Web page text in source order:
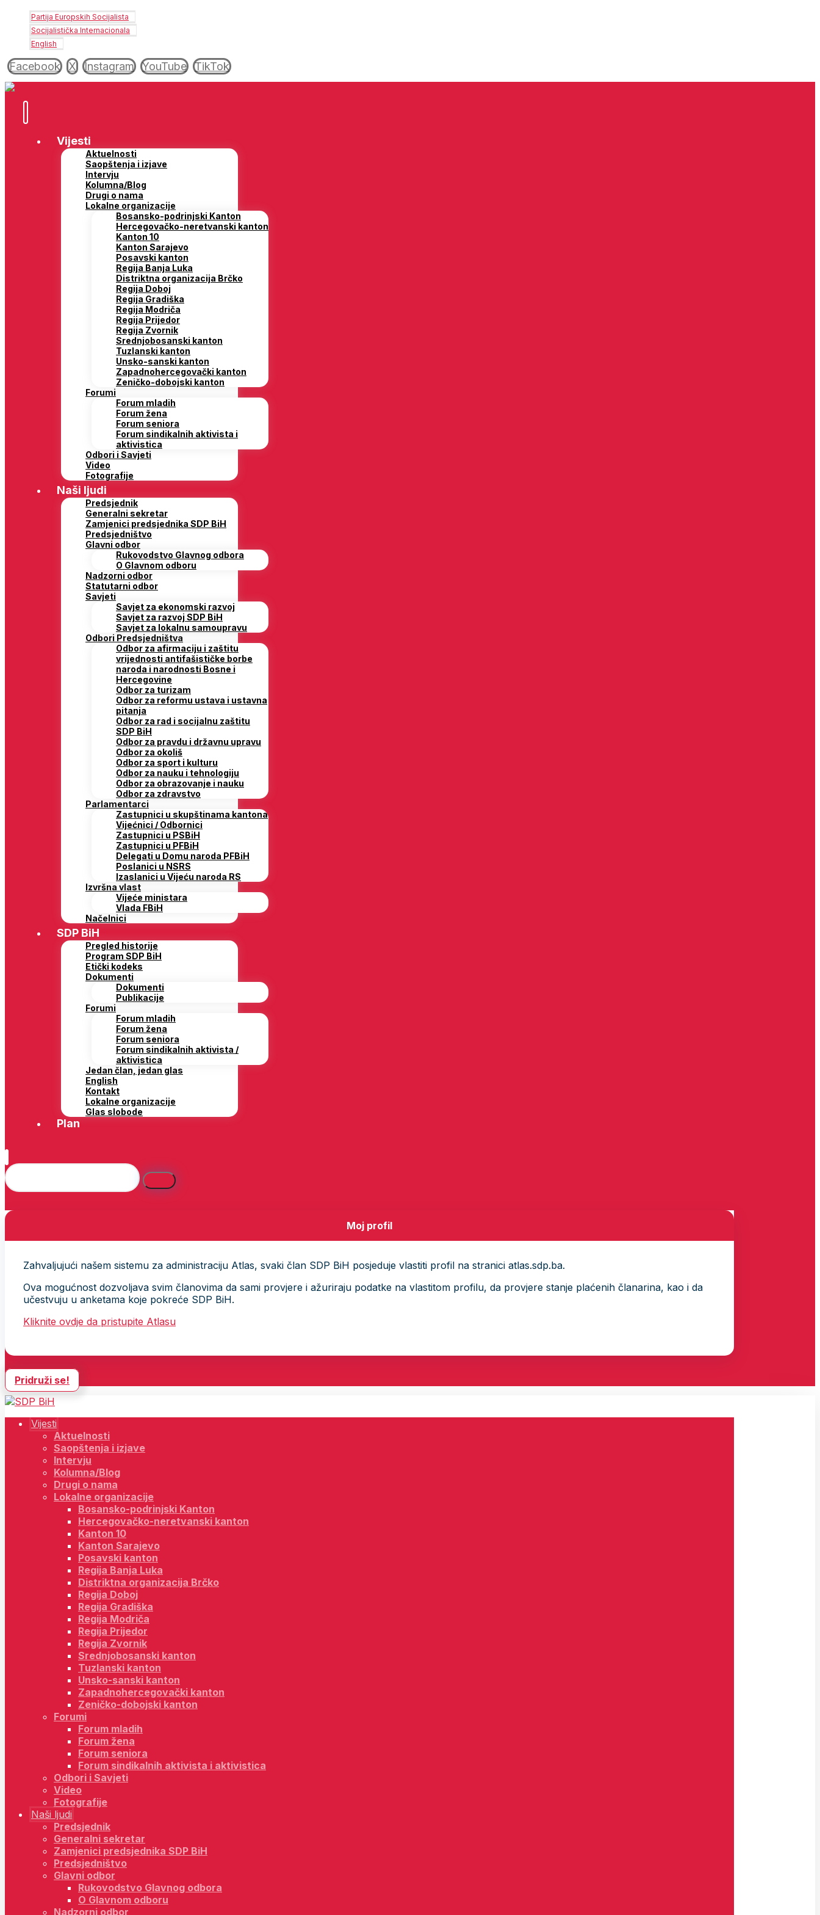
Partija Europskih Socijalista
Socijalistička Internacionala
English
Facebook X Instagram YouTube TikTok
Vijesti
Aktuelnosti
Saopštenja i izjave
Intervju
Kolumna/Blog
Drugi o nama
Lokalne organizacije
Bosansko-podrinjski Kanton
Hercegovačko-neretvanski kanton
Kanton 10
Kanton Sarajevo
Posavski kanton
Regija Banja Luka
Distriktna organizacija Brčko
Regija Doboj
Regija Gradiška
Regija Modriča
Regija Prijedor
Regija Zvornik
Srednjobosanski kanton
Tuzlanski kanton
Unsko-sanski kanton
Zapadnohercegovački kanton
Zeničko-dobojski kanton
Forumi
Forum mladih
Forum žena
Forum seniora
Forum sindikalnih aktivista i
aktivistica
Odbori i Savjeti
Video
Fotografije
Naši ljudi
Predsjednik
Generalni sekretar
Zamjenici predsjednika SDP BiH
Predsjedništvo
Glavni odbor
Rukovodstvo Glavnog odbora
O Glavnom odboru
Nadzorni odbor
Statutarni odbor
Savjeti
Savjet za ekonomski razvoj
Savjet za razvoj SDP BiH
Savjet za lokalnu samoupravu
Odbori Predsjedništva
Odbor za afirmaciju i zaštitu
vrijednosti antifašističke borbe
naroda i narodnosti Bosne i
Hercegovine
Odbor za turizam
Odbor za reformu ustava i ustavna
pitanja
Odbor za rad i socijalnu zaštitu
SDP BiH
Odbor za pravdu i državnu upravu
Odbor za okoliš
Odbor za sport i kulturu
Odbor za nauku i tehnologiju
Odbor za obrazovanje i nauku
Odbor za zdravstvo
Parlamentarci
Zastupnici u skupštinama kantona
Vijećnici / Odbornici
Zastupnici u PSBiH
Zastupnici u PFBiH
Delegati u Domu naroda PFBiH
Poslanici u NSRS
Izaslanici u Vijeću naroda RS
Izvršna vlast
Vijeće ministara
Vlada FBiH
Načelnici
SDP BiH
Pregled historije
Program SDP BiH
Etički kodeks
Dokumenti
Dokumenti
Publikacije
Forumi
Forum mladih
Forum žena
Forum seniora
Forum sindikalnih aktivista /
aktivistica
Jedan član, jedan glas
English
Kontakt
Lokalne organizacije
Glas slobode
Plan
Moj profil
Zahvaljujući našem sistemu za administraciju Atlas, svaki član SDP BiH posjeduje vlastiti profil na stranici atlas.sdp.ba.
Ova mogućnost dozvoljava svim članovima da sami provjere i ažuriraju podatke na vlastitom profilu, da provjere stanje plaćenih članarina, kao i da
učestvuju u anketama koje pokreće SDP BiH.
Kliknite ovdje da pristupite Atlasu
Pridruži se!
Vijesti
Aktuelnosti
Saopštenja i izjave
Intervju
Kolumna/Blog
Drugi o nama
Lokalne organizacije
Bosansko-podrinjski Kanton
Hercegovačko-neretvanski kanton
Kanton 10
Kanton Sarajevo
Posavski kanton
Regija Banja Luka
Distriktna organizacija Brčko
Regija Doboj
Regija Gradiška
Regija Modriča
Regija Prijedor
Regija Zvornik
Srednjobosanski kanton
Tuzlanski kanton
Unsko-sanski kanton
Zapadnohercegovački kanton
Zeničko-dobojski kanton
Forumi
Forum mladih
Forum žena
Forum seniora
Forum sindikalnih aktivista i aktivistica
Odbori i Savjeti
Video
Fotografije
Naši ljudi
Predsjednik
Generalni sekretar
Zamjenici predsjednika SDP BiH
Predsjedništvo
Glavni odbor
Rukovodstvo Glavnog odbora
O Glavnom odboru
Nadzorni odbor